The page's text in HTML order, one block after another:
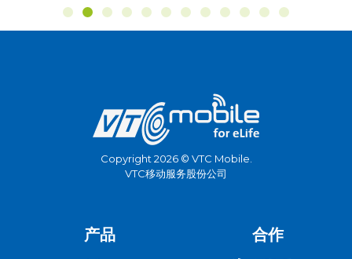
Copyright 2026 © VTC Mobile.
VTC移动服务股份公司
产品 合作